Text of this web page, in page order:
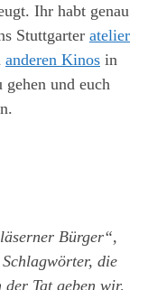
Ihr habt genau
Stuttgarter atelier
anderen Kinos in
und euch
Bürger“,
die
Tat geben wir,